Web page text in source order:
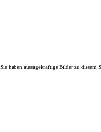
Sie haben aussagekräftige Bilder zu diesem